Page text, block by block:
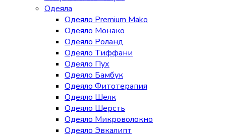
Одеяла
Одеяло Premium Mako
Одеяло Монако
Одеяло Роланд
Одеяло Тиффани
Одеяло Пух
Одеяло Бамбук
Одеяло Фитотерапия
Одеяло Шелк
Одеяло Шерсть
Одеяло Микроволокно
Одеяло Эвкалипт